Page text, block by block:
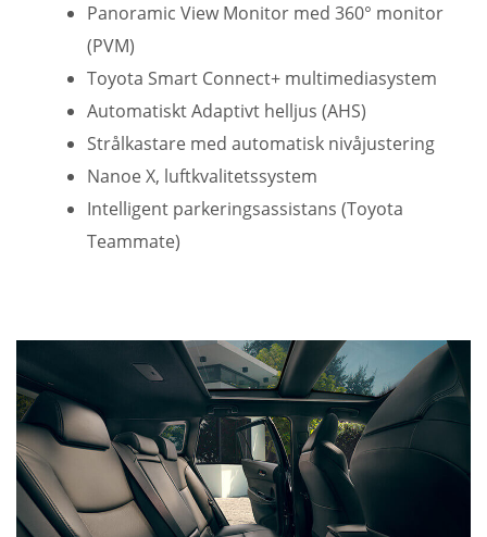
Panoramic View Monitor med 360° monitor
(PVM)
Toyota Smart Connect+ multimediasystem
Automatiskt Adaptivt helljus (AHS)
Strålkastare med automatisk nivåjustering
Nanoe X, luftkvalitetssystem
Intelligent parkeringsassistans (Toyota
Teammate)